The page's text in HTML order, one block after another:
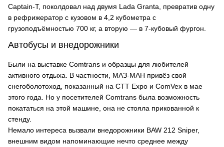
Captain-T, поколдовал над двумя Lada Granta, превратив одну
в рефрижератор с кузовом в 4,2 кубометра с
грузоподъёмностью 700 кг, а вторую — в 7-кубовый фургон.
Автобусы и внедорожники
Были на выставке Comtrans и образцы для любителей
активного отдыха. В частности, МАЗ-МАН привёз свой
снегоболотоход, показанный на СТТ Expo и ComVex в мае
этого года. Но у посетителей Comtrans была возможность
покататься на этой машине, она не стояла прикованной к
стенду.
Немало интереса вызвали внедорожники BAW 212 Sniper,
внешним видом напоминающие нечто среднее между